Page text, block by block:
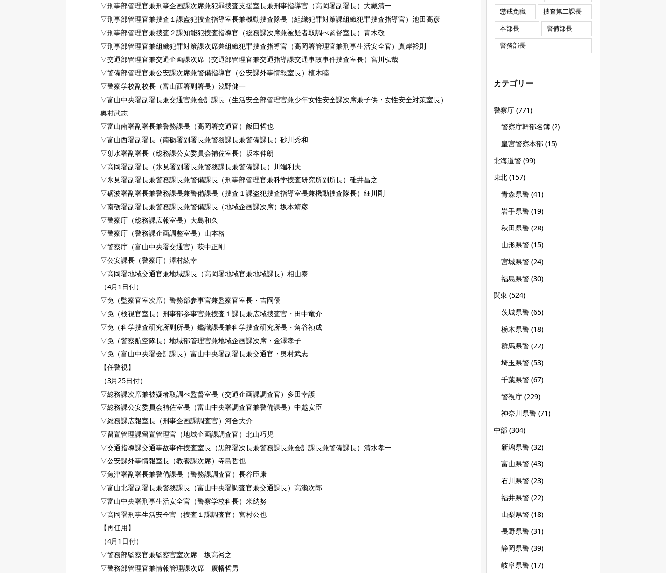
▽刑事部管理官兼刑事企画課次席兼犯罪捜査支援室長兼刑事指導官（高岡署副署長）大藏清一
▽刑事部管理官兼捜査１課盗犯捜査指導室長兼機動捜査隊長（組織犯罪対策課組織犯罪捜査指導官）池田高彦
▽刑事部管理官兼捜査２課知能犯捜査指導官（総務課次席兼被疑者取調べ監督室長）青木敬
▽刑事部管理官兼組織犯罪対策課次席兼組織犯罪捜査指導官（高岡署管理官兼刑事生活安全官）真岸裕則
▽交通部管理官兼交通企画課次席（交通部管理官兼交通指導課交通事故事件捜査室長）宮川弘哉
▽警備部管理官兼公安課次席兼警備指導官（公安課外事情報室長）植木睦
▽警察学校副校長（富山西署副署長）浅野健一
▽富山中央署副署長兼交通官兼会計課長（生活安全部管理官兼少年女性安全課次席兼子供・女性安全対策室長）
奥村武志
▽富山南署副署長兼警務課長（高岡署交通官）飯田哲也
▽富山西署副署長（南砺署副署長兼警務課長兼警備課長）砂川秀和
▽射水署副署長（総務課公安委員会補佐室長）坂本伸朗
▽高岡署副署長（氷見署副署長兼警務課長兼警備課長）川端利夫
▽氷見署副署長兼警務課長兼警備課長（刑事部管理官兼科学捜査研究所副所長）碓井昌之
▽砺波署副署長兼警務課長兼警備課長（捜査１課盗犯捜査指導室長兼機動捜査隊長）細川剛
▽南砺署副署長兼警務課長兼警備課長（地域企画課次席）坂本靖彦
▽警察庁（総務課広報室長）大島和久
▽警察庁（警務課企画調整室長）山本格
▽警察庁（富山中央署交通官）萩中正剛
▽公安課長（警察庁）澤村紘幸
▽高岡署地域交通官兼地域課長（高岡署地域官兼地域課長）相山泰
（4月1日付）
▽免（監察官室次席）警務部参事官兼監察官室長・吉岡優
▽免（検視官室長）刑事部参事官兼捜査１課長兼広域捜査官・田中竜介
▽免（科学捜査研究所副所長）鑑識課長兼科学捜査研究所長・角谷禎成
▽免（警察航空隊長）地域部管理官兼地域企画課次席・金澤孝子
▽免（富山中央署会計課長）富山中央署副署長兼交通官・奥村武志
【任警視】
（3月25日付）
▽総務課次席兼被疑者取調べ監督室長（交通企画課調査官）多田幸護
▽総務課公安委員会補佐室長（富山中央署調査官兼警備課長）中越安臣
▽総務課広報室長（刑事企画課調査官）河合大介
▽留置管理課留置管理官（地域企画課調査官）北山巧児
▽交通指導課交通事故事件捜査室長（黒部署次長兼警務課長兼会計課長兼警備課長）清水孝一
▽公安課外事情報室長（教養課次席）寺島哲也
▽魚津署副署長兼警備課長（警務課調査官）長谷臣康
▽富山北署副署長兼警務課長（富山中央署調査官兼交通課長）高瀬次郎
▽富山中央署刑事生活安全官（警察学校科長）米納努
▽高岡署刑事生活安全官（捜査１課調査官）宮村公也
【再任用】
（4月1日付）
▽警務部監察官兼監察官室次席 坂高裕之
▽警務部管理官兼情報管理課次席 廣幡哲男
懲戒免職
捜査第二課長
本部長
警備部長
警務部長
カテゴリー
警察庁 (771)
警察庁幹部名簿 (2)
皇宮警察本部 (15)
北海道警 (99)
東北 (157)
青森県警 (41)
岩手県警 (19)
秋田県警 (28)
山形県警 (15)
宮城県警 (24)
福島県警 (30)
関東 (524)
茨城県警 (65)
栃木県警 (18)
群馬県警 (22)
埼玉県警 (53)
千葉県警 (67)
警視庁 (229)
神奈川県警 (71)
中部 (304)
新潟県警 (32)
富山県警 (43)
石川県警 (23)
福井県警 (22)
山梨県警 (18)
長野県警 (31)
静岡県警 (39)
岐阜県警 (17)